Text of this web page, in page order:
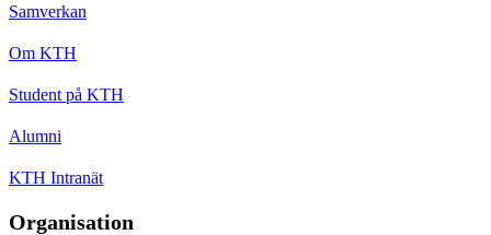
Samverkan
Om KTH
Student på KTH
Alumni
KTH Intranät
Organisation